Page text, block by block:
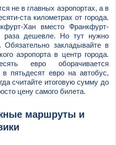
не в главных аэропортах, а в
ста километрах от города.
Хан вместо Франкфурт-
дешевле. Но тут нужно
закладывайте в
аэропорта в центр города.
евро оборачивается
пятьдесят евро на автобус,
считайте итоговую сумму до
цену самого билета.
маршруты и